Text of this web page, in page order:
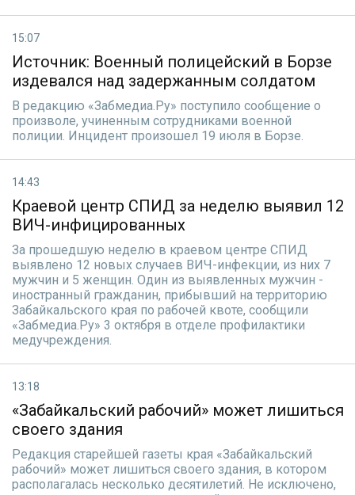
15:07
Источник: Военный полицейский в Борзе
издевался над задержанным солдатом
В редакцию «Забмедиа.Ру» поступило сообщение о
произволе, учиненным сотрудниками военной
полиции. Инцидент произошел 19 июля в Борзе.
14:43
Краевой центр СПИД за неделю выявил 12
ВИЧ-инфицированных
За прошедшую неделю в краевом центре СПИД
выявлено 12 новых случаев ВИЧ-инфекции, из них 7
мужчин и 5 женщин. Один из выявленных мужчин -
иностранный гражданин, прибывший на территорию
Забайкальского края по рабочей квоте, сообщили
«Забмедиа.Ру» 3 октября в отделе профилактики
медучреждения.
13:18
«Забайкальский рабочий» может лишиться
своего здания
Редакция старейшей газеты края «Забайкальский
рабочий» может лишиться своего здания, в котором
располагалась несколько десятилетий. Не исключено,